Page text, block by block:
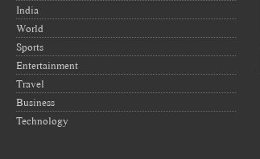
India
World
Sports
Entertainment
Travel
Business
Technology